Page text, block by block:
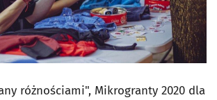
różnościami", Mikrogranty 2020 dla